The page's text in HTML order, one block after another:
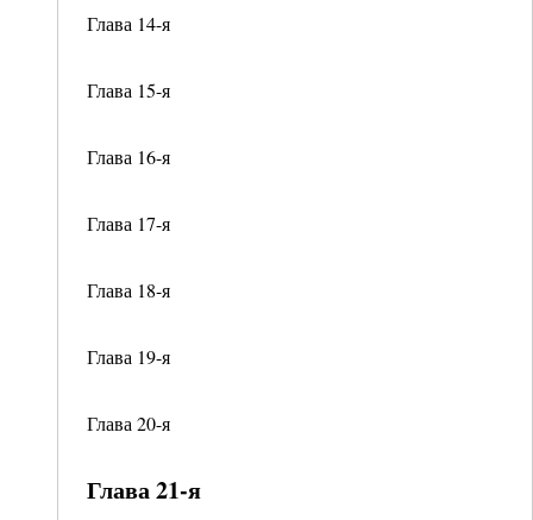
Глава 14-я
Глава 15-я
Глава 16-я
Глава 17-я
Глава 18-я
Глава 19-я
Глава 20-я
Глава 21-я